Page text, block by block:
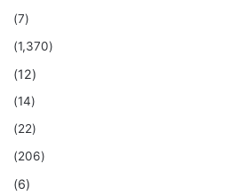
(7)
(1,370)
(12)
(14)
(22)
(206)
(6)